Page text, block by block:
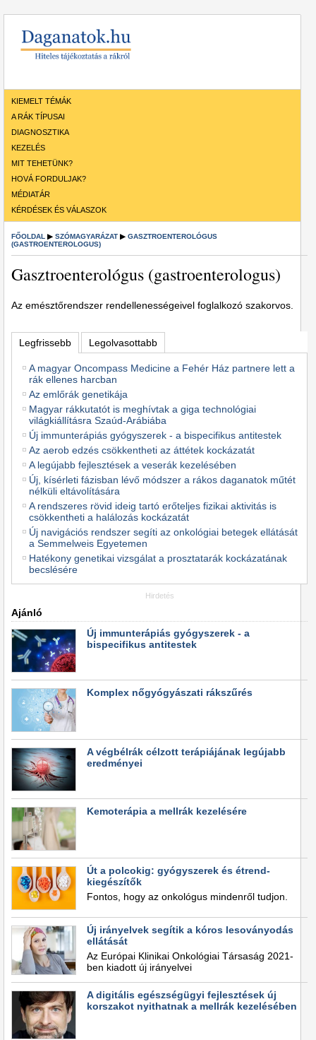
KIEMELT TÉMÁK
A RÁK TÍPUSAI
DIAGNOSZTIKA
KEZELÉS
MIT TEHETÜNK?
HOVÁ FORDULJAK?
MÉDIATÁR
KÉRDÉSEK ÉS VÁLASZOK
FŐOLDAL ▶ SZÓMAGYARÁZAT ▶ GASZTROENTEROLÓGUS
(GASTROENTEROLOGUS)
Gasztroenterológus (gastroenterologus)
Az emésztőrendszer rendellenességeivel foglalkozó szakorvos.
Legfrissebb Legolvasottabb
A magyar Oncompass Medicine a Fehér Ház partnere lett a
rák ellenes harcban
Az emlőrák genetikája
Magyar rákkutatót is meghívtak a giga technológiai
világkiállításra Szaúd-Arábiába
Új immunterápiás gyógyszerek - a bispecifikus antitestek
Az aerob edzés csökkentheti az áttétek kockázatát
A legújabb fejlesztések a veserák kezelésében
Új, kísérleti fázisban lévő módszer a rákos daganatok műtét
nélküli eltávolítására
A rendszeres rövid ideig tartó erőteljes fizikai aktivitás is
csökkentheti a halálozás kockázatát
Új navigációs rendszer segíti az onkológiai betegek ellátását
a Semmelweis Egyetemen
Hatékony genetikai vizsgálat a prosztatarák kockázatának
becslésére
Hirdetés
Ajánló
Új immunterápiás gyógyszerek - a
bispecifikus antitestek
Komplex nőgyógyászati rákszűrés
A végbélrák célzott terápiájának legújabb
eredményei
Kemoterápia a mellrák kezelésére
Út a polcokig: gyógyszerek és étrend-
kiegészítők
Fontos, hogy az onkológus mindenről tudjon.
Új irányelvek segítik a kóros lesoványodás
ellátását
Az Európai Klinikai Onkológiai Társaság 2021-
ben kiadott új irányelvei
A digitális egészségügyi fejlesztések új
korszakot nyithatnak a mellrák kezelésében